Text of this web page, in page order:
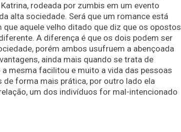
rodeada por zumbis em um evento
alta sociedade. Será que um romance está
aquele velho ditado que diz que os opostos
A diferença é que os dois podem ser
porém ambos usufruem a abençoada
ainda mais quando se trata de
mesma facilitou e muito a vida das pessoas
forma mais prática, por outro lado ela
um dos indivíduos for mal-intencionado